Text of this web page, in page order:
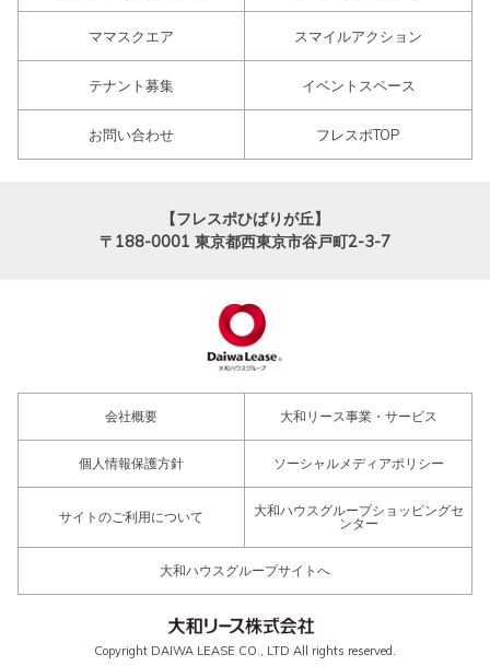
ママスクエア スマイルアクション
テナント募集 イベントスペース
お問い合わせ フレスポTOP
【フレスポひばりが丘】
〒188-0001 東京都西東京市谷戸町2-3-7
会社概要 大和リース事業・サービス
個人情報保護方針 ソーシャルメディアポリシー
サイトのご利用について
大和ハウスグループショッピングセ
ンター
大和ハウスグループサイトへ
Copyright DAIWA LEASE CO., LTD All rights reserved.